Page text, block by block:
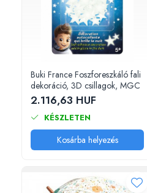
Buki France Foszforeszkáló fali
dekoráció, 3D csillagok, MGC
2.116,63 HUF
KÉSZLETEN
Kosárba helyezés